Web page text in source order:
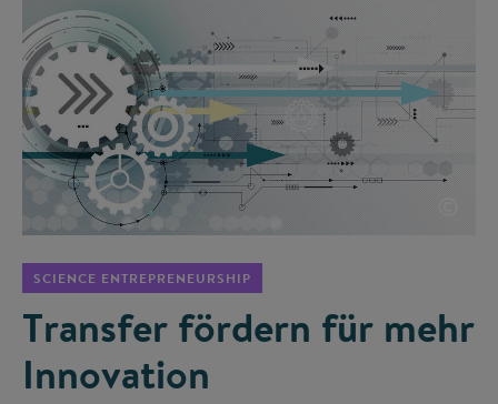
SCIENCE ENTREPRENEURSHIP
Transfer fördern für mehr
Innovation